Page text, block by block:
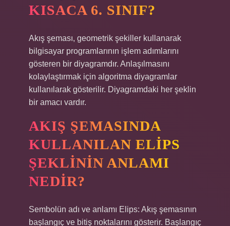
KISACA 6. SINIF?
Akış şeması, geometrik şekiller kullanarak
bilgisayar programlarının işlem adımlarını
gösteren bir diyagramdır. Anlaşılmasını
kolaylaştırmak için algoritma diyagramlar
kullanılarak gösterilir. Diyagramdaki her şeklin
bir amacı vardır.
AKIŞ ŞEMASINDA
KULLANILAN ELIPS
ŞEKLININ ANLAMI
NEDIR?
Sembolün adı ve anlamı Elips: Akış şemasının
başlangıç ​​ve bitiş noktalarını gösterir. Başlangıç